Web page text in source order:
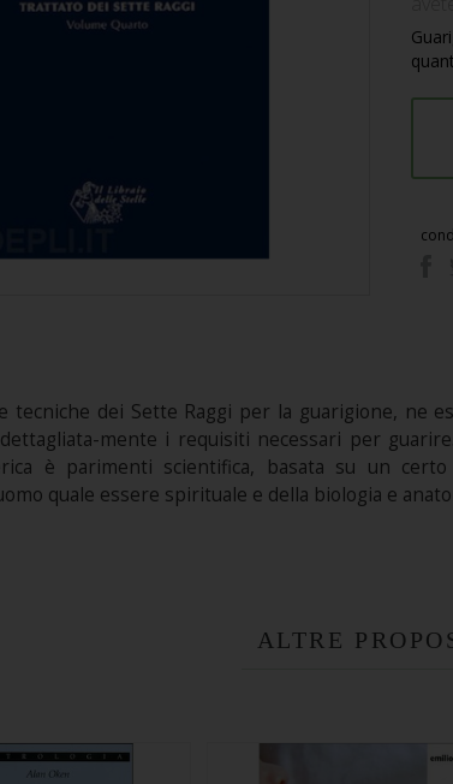
tecniche dei Sette Raggi per la guarigione, ne
mente i requisiti necessari per
è parimenti scientifica, basata su un
quale essere spirituale e della biologia e
ALTRE